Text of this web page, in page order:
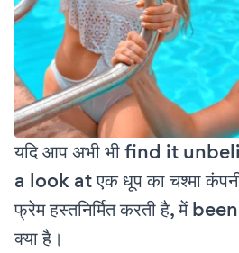
यदि आप अभी भी find it
a look at एक धूप का चश्मा
फ्रेम हस्तनिर्मित करती है, में
क्या है।